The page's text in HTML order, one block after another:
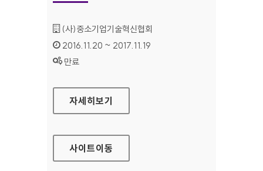
기관명 :
(사)중소기업기술혁신협회
인증기간 :
2016.11.20 ~ 2017.11.19
상태 :
만료
이노비즈 홈페이지
자세히보기
사이트이동